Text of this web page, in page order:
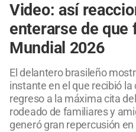
Video: así
enterarse de que
Mundial 2026
El delantero brasileño
instante en el que recibió
regreso a la máxima cita
rodeado de familiares y
generó gran repercusión en